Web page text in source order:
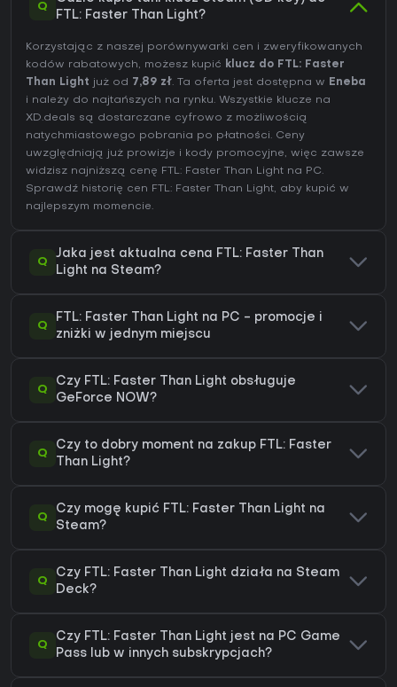
Q
FTL: Faster Than Light?
Korzystając z naszej porównywarki cen i zweryfikowanych
kodów rabatowych, możesz kupić klucz do FTL: Faster
Than Light już od 7,89 zł. Ta oferta jest dostępna w Eneba
i należy do najtańszych na rynku. Wszystkie klucze na
XD.deals są dostarczane cyfrowo z możliwością
natychmiastowego pobrania po płatności. Ceny
uwzględniają już prowizje i kody promocyjne, więc zawsze
widzisz najniższą cenę FTL: Faster Than Light na PC.
Sprawdź historię cen FTL: Faster Than Light, aby kupić w
najlepszym momencie.
Q
Jaka jest aktualna cena FTL: Faster Than
Light na Steam?
Q
FTL: Faster Than Light na PC - promocje i
zniżki w jednym miejscu
Q
Czy FTL: Faster Than Light obsługuje
GeForce NOW?
Q
Czy to dobry moment na zakup FTL: Faster
Than Light?
Q
Czy mogę kupić FTL: Faster Than Light na
Steam?
Q
Czy FTL: Faster Than Light działa na Steam
Deck?
Q
Czy FTL: Faster Than Light jest na PC Game
Pass lub w innych subskrypcjach?